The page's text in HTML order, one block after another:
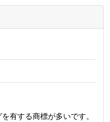
有する商標が多いです。